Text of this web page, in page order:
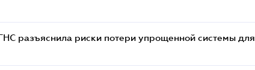
разъяснила риски потери упрощенной системы для